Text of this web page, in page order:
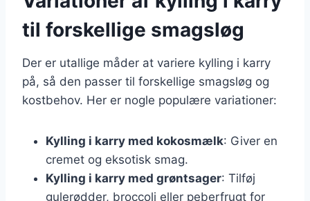
til forskellige smagsløg
Der er utallige måder at variere kylling i karry
på, så den passer til forskellige smagsløg og
kostbehov. Her er nogle populære variationer:
Kylling i karry med kokosmælk: Giver en
cremet og eksotisk smag.
Kylling i karry med grøntsager: Tilføj
gulerødder, broccoli eller peberfrugt for